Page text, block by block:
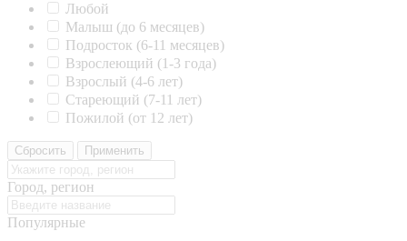
Любой
Малыш (до 6 месяцев)
Подросток (6-11 месяцев)
Взрослеющий (1-3 года)
Взрослый (4-6 лет)
Стареющий (7-11 лет)
Пожилой (от 12 лет)
Сбросить Применить
Город, регион
Популярные